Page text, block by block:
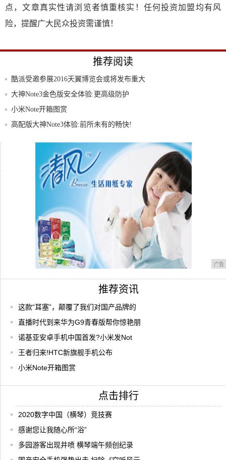
点，文章真实性请浏览者慎重核实！任何投资加盟均有风
险，提醒广大民众投资需谨慎！
推荐阅读
酷派受邀参展2016天翼博览会或将发布重大
战
大神Note3金色版安全体验:更高级防护
小米Note开箱图赏
高配版大神Note3体验:前所未有的畅快!
三星发布手机拍出来的照片
广告
推荐资讯
这款“耳塞”，颠覆了我们对国产品牌的
直播时代到来华为G9青春版帮你惊艳朋
诺基亚安卓手机中国首发?小米发Not
王者归来!HTC新旗舰手机公布
小米Note开箱图赏
点击排行
2020数字中国（横琴）竞技赛
感谢您让我随心所“浴”
多园游客出现井喷 横琴端午频创纪录